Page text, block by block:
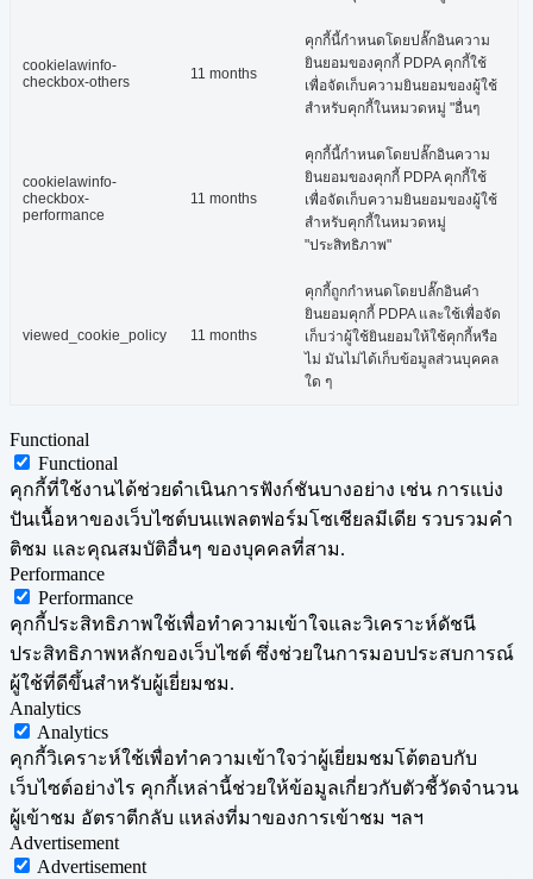
cookielawinfo-
checkbox-others
11 months
คุกกี้นี้กำหนดโดยปลั๊กอินความ
ยินยอมของคุกกี้ PDPA คุกกี้ใช้
เพื่อจัดเก็บความยินยอมของผู้ใช้
สำหรับคุกกี้ในหมวดหมู่ "อื่นๆ
cookielawinfo-
checkbox-
performance
11 months
คุกกี้นี้กำหนดโดยปลั๊กอินความ
ยินยอมของคุกกี้ PDPA คุกกี้ใช้
เพื่อจัดเก็บความยินยอมของผู้ใช้
สำหรับคุกกี้ในหมวดหมู่
"ประสิทธิภาพ"
viewed_cookie_policy 11 months
คุกกี้ถูกกำหนดโดยปลั๊กอินคำ
ยินยอมคุกกี้ PDPA และใช้เพื่อจัด
เก็บว่าผู้ใช้ยินยอมให้ใช้คุกกี้หรือ
ไม่ มันไม่ได้เก็บข้อมูลส่วนบุคคล
ใด ๆ
Functional
Functional
คุกกี้ที่ใช้งานได้ช่วยดำเนินการฟังก์ชันบางอย่าง เช่น การแบ่ง
ปันเนื้อหาของเว็บไซต์บนแพลตฟอร์มโซเชียลมีเดีย รวบรวมคำ
ติชม และคุณสมบัติอื่นๆ ของบุคคลที่สาม.
Performance
Performance
คุกกี้ประสิทธิภาพใช้เพื่อทำความเข้าใจและวิเคราะห์ดัชนี
ประสิทธิภาพหลักของเว็บไซต์ ซึ่งช่วยในการมอบประสบการณ์
ผู้ใช้ที่ดีขึ้นสำหรับผู้เยี่ยมชม.
Analytics
Analytics
คุกกี้วิเคราะห์ใช้เพื่อทำความเข้าใจว่าผู้เยี่ยมชมโต้ตอบกับ
เว็บไซต์อย่างไร คุกกี้เหล่านี้ช่วยให้ข้อมูลเกี่ยวกับตัวชี้วัดจำนวน
ผู้เข้าชม อัตราตีกลับ แหล่งที่มาของการเข้าชม ฯลฯ
Advertisement
Advertisement